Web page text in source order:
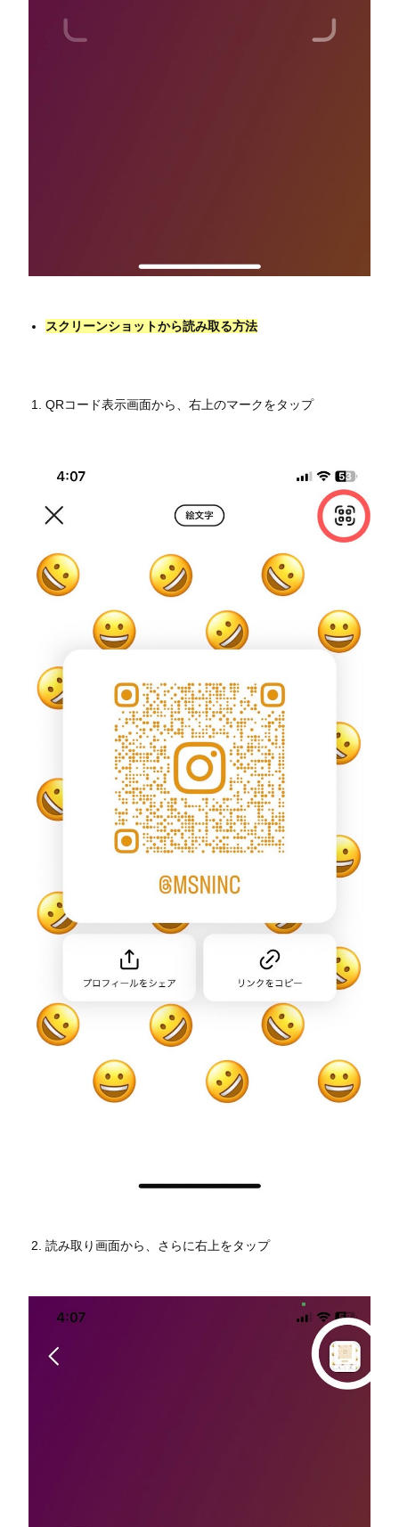
スクリーンショットから読み取る方法
QRコード表示画面から、右上のマークをタップ
読み取り画面から、さらに右上をタップ